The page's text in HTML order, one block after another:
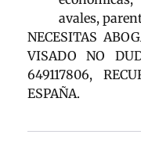
avales,
NECESITAS
VISADO NO
649117806,
ESPAÑA.